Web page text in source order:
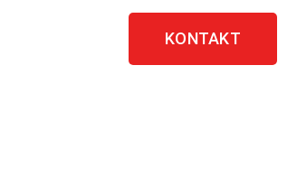
KONTAKT